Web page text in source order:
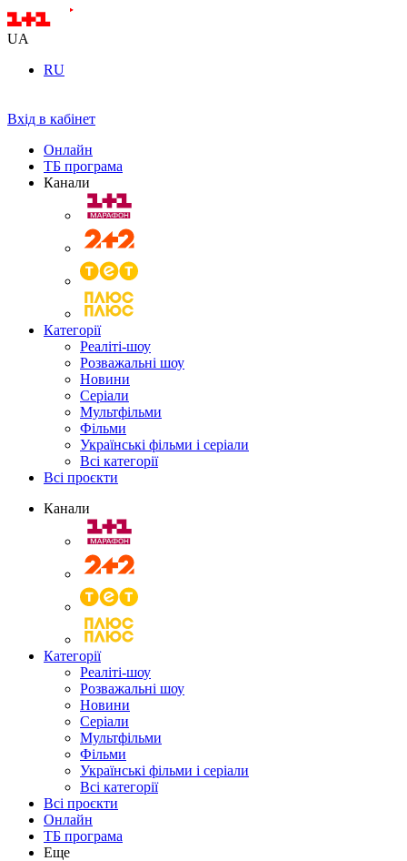
UA
RU
Вхід в кабінет
Онлайн
ТБ програма
Канали
Категорії
Реаліті-шоу
Розважальні шоу
Новини
Серіали
Мультфільми
Фільми
Українські фільми і серіали
Всі категорії
Всі проєкти
Канали
Категорії
Реаліті-шоу
Розважальні шоу
Новини
Серіали
Мультфільми
Фільми
Українські фільми і серіали
Всі категорії
Всі проєкти
Онлайн
ТБ програма
Еще